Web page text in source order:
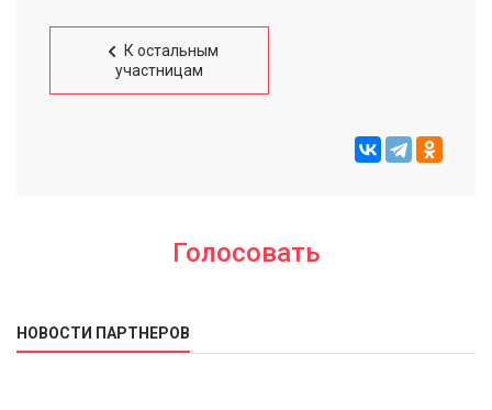
К остальным
участницам
Голосовать
НОВОСТИ ПАРТНЕРОВ